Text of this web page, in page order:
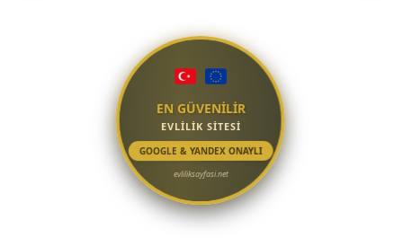
EN GÜVENİLİR
EVLİLİK SİTESİ
GOOGLE & YANDEX ONAYLI
evliliksayfasi.net